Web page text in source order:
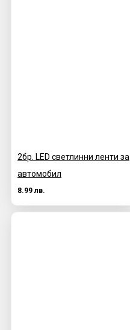
2бр. LED светлинни ленти за
автомобил
8.99 лв.